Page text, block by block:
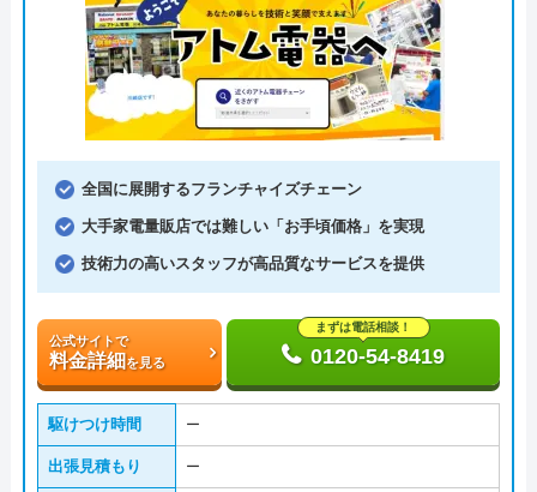
全国に展開するフランチャイズチェーン
大手家電量販店では難しい「お手頃価格」を実現
技術力の高いスタッフが高品質なサービスを提供
公式サイトで
料金詳細を見る
まずは電話相談！
0120-54-8419
駆けつけ時間 ー
出張見積もり ー